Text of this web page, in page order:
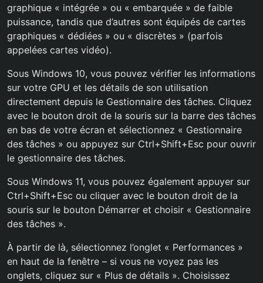
graphique « intégrée » ou « embarquée » de faible
puissance, tandis que d’autres sont équipés de cartes
graphiques « dédiées » ou « discrètes » (parfois
appelées cartes vidéo).
Sous Windows 10, vous pouvez vérifier les informations
sur votre GPU et les détails de son utilisation
directement depuis le Gestionnaire des tâches. Cliquez
avec le bouton droit de la souris sur la barre des tâches
en bas de votre écran et sélectionnez « Gestionnaire
des tâches » ou appuyez sur Ctrl+Shift+Esc pour ouvrir
le gestionnaire des tâches.
Sous Windows 11, vous pouvez également appuyer sur
Ctrl+Shift+Esc ou cliquer avec le bouton droit de la
souris sur le bouton Démarrer et choisir « Gestionnaire
des tâches ».
À partir de là, sélectionnez l’onglet « Performances »
en haut de la fenêtre – si vous ne voyez pas les
onglets, cliquez sur « Plus de détails ». Choisissez